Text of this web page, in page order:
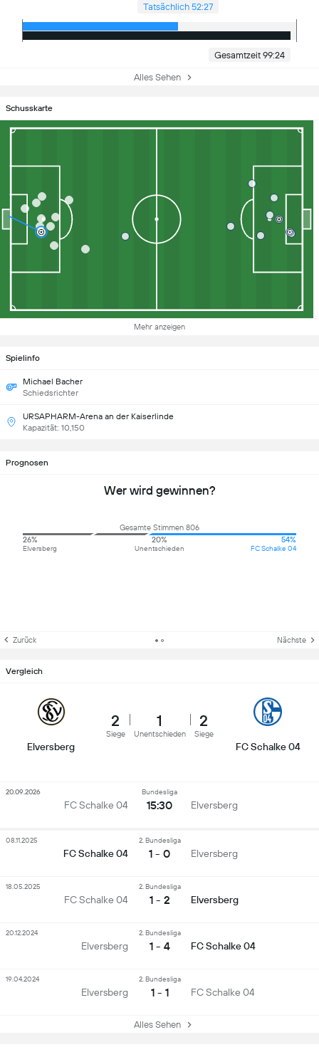
Tatsächlich 52:27
Gesamtzeit 99:24
Alles Sehen
Schusskarte
Mehr anzeigen
Spielinfo
Michael Bacher
Schiedsrichter
URSAPHARM-Arena an der Kaiserlinde
Kapazität: 10,150
Prognosen
Wer wird gewinnen?
Gesamte Stimmen 806
26%
Elversberg
20%
Unentschieden
54%
FC Schalke 04
Zurück Nächste
Vergleich
Elversberg
2
Siege
1
Unentschieden
2
Siege
FC Schalke 04
FC Schalke 04
Bundesliga
15:30 Elversberg
20.09.2026
FC Schalke 04
2. Bundesliga
1 - 0 Elversberg
08.11.2025
FC Schalke 04
2. Bundesliga
1 - 2 Elversberg
18.05.2025
Elversberg
2. Bundesliga
1 - 4 FC Schalke 04
20.12.2024
Elversberg
2. Bundesliga
1 - 1 FC Schalke 04
19.04.2024
Alles Sehen